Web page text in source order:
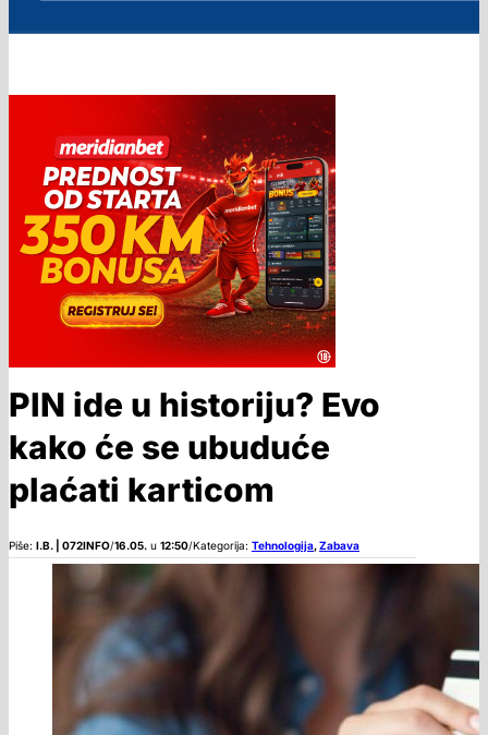
PIN ide u historiju? Evo
kako će se ubuduće
plaćati karticom
Piše: I.B. | 072INFO/16.05. u 12:50/Kategorija: Tehnologija,Zabava